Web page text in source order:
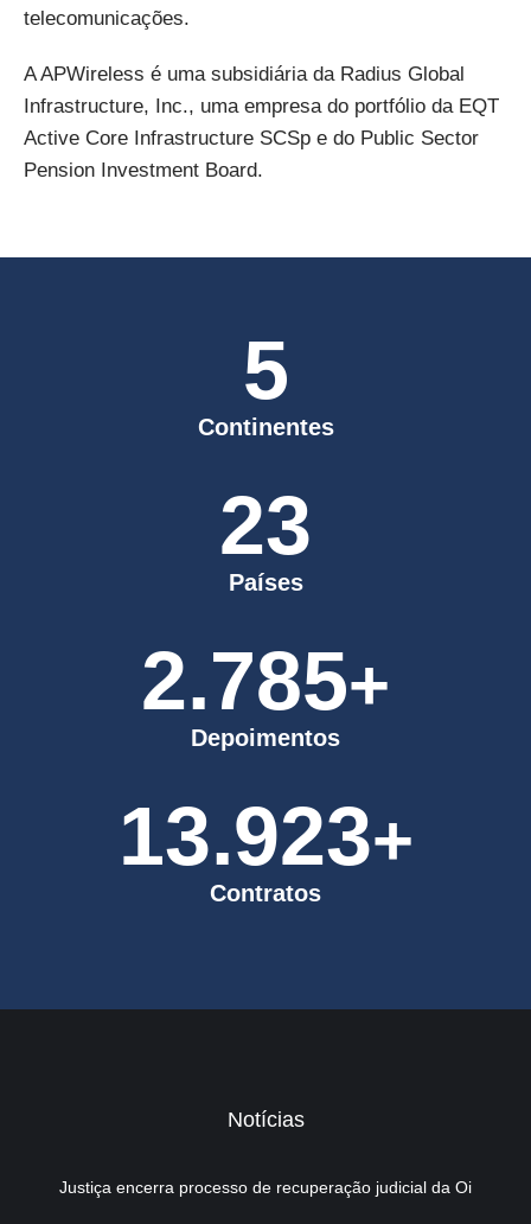
telecomunicações.
A APWireless é uma subsidiária da Radius Global
Infrastructure, Inc., uma empresa do portfólio da EQT
Active Core Infrastructure SCSp e do Public Sector
Pension Investment Board.
5
Continentes
23
Países
2.793+
Depoimentos
13.965+
Contratos
Notícias
Justiça encerra processo de recuperação judicial da Oi